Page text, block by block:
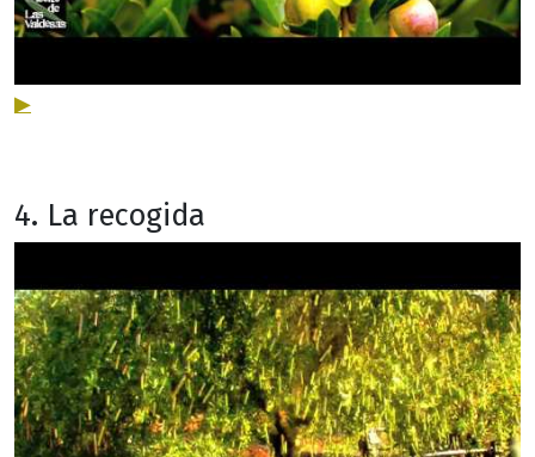
▶
4. La recogida